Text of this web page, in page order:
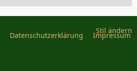
Stil ändern
Datenschutzerklärung Impressum